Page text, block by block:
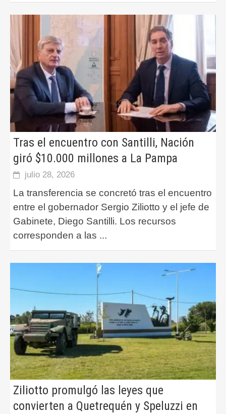
Tras el encuentro con Santilli, Nación
giró $10.000 millones a La Pampa
julio 28, 2026
La transferencia se concretó tras el encuentro
entre el gobernador Sergio Ziliotto y el jefe de
Gabinete, Diego Santilli. Los recursos
corresponden a las ...
Ziliotto promulgó las leyes que
convierten a Quetrequén y Speluzzi en